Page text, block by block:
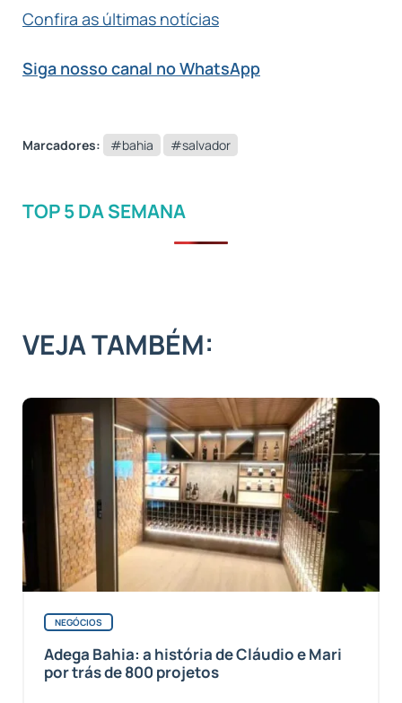
Confira as últimas notícias
Siga nosso canal no WhatsApp
Marcadores: #bahia #salvador
TOP 5 DA SEMANA
VEJA TAMBÉM:
NEGÓCIOS
Adega Bahia: a história de Cláudio e Mari
por trás de 800 projetos